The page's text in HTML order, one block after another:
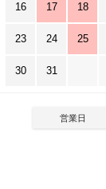
16 17 18
23 24 25
30 31
営業日